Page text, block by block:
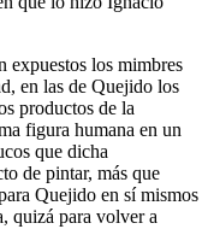
expuestos los mimbres
en las de Quejido los
productos de la
figura humana en un
que dicha
de pintar, más que
Quejido en sí mismos
quizá para volver a